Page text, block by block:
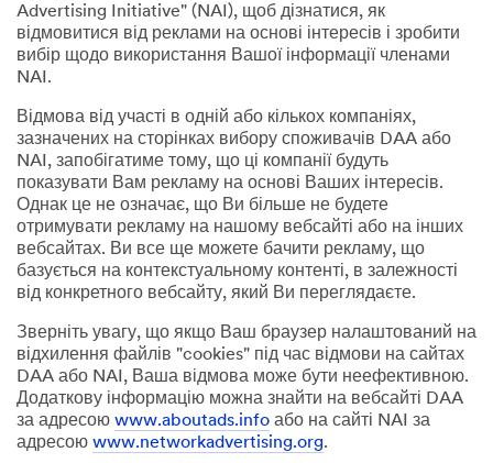
Advertising Initiative" (NAI), щоб дізнатися, як
відмовитися від реклами на основі інтересів і зробити
вибір щодо використання Вашої інформації членами
NAI.
Відмова від участі в одній або кількох компаніях,
зазначених на сторінках вибору споживачів DAA або
NAI, запобігатиме тому, що ці компанії будуть
показувати Вам рекламу на основі Ваших інтересів.
Однак це не означає, що Ви більше не будете
отримувати рекламу на нашому вебсайті або на інших
вебсайтах. Ви все ще можете бачити рекламу, що
базується на контекстуальному контенті, в залежності
від конкретного вебсайту, який Ви переглядаєте.
Зверніть увагу, що якщо Ваш браузер налаштований на
відхилення файлів "cookies" під час відмови на сайтах
DAA або NAI, Ваша відмова може бути неефективною.
Додаткову інформацію можна знайти на вебсайті DAA
за адресою www.aboutads.info або на сайті NAI за
адресою www.networkadvertising.org.